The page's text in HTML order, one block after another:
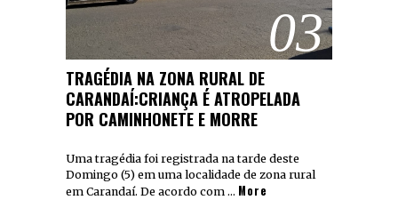
03
TRAGÉDIA NA ZONA RURAL DE
CARANDAÍ:CRIANÇA É ATROPELADA
POR CAMINHONETE E MORRE
Uma tragédia foi registrada na tarde deste
Domingo (5) em uma localidade de zona rural
em Carandaí. De acordo com … More